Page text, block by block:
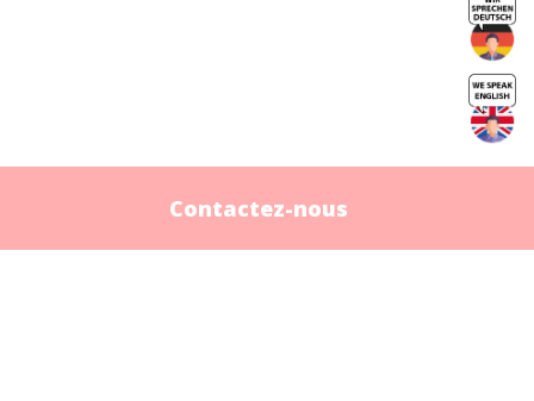
Contactez-nous
Contactez-nous